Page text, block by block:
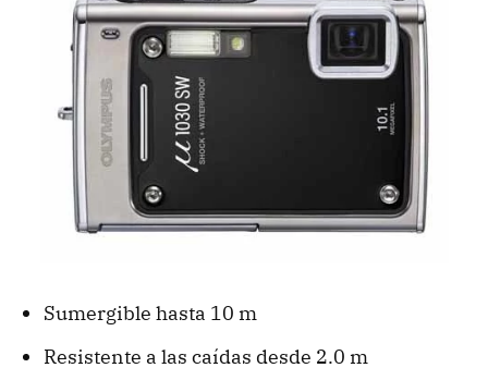
Sumergible hasta 10 m
Resistente a las caídas desde 2.0 m